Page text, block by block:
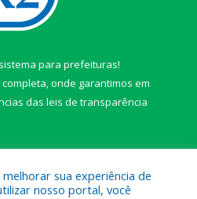
sistema para prefeituras!
completa, onde garantimos em
das leis de transparência
sua experiência de
nosso portal, você